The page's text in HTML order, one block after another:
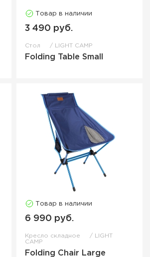
Товар в наличии
3 490 руб.
Стол LIGHT CAMP
Folding Table Small
Товар в наличии
6 990 руб.
Кресло складное
LIGHT
CAMP
Folding Chair Large